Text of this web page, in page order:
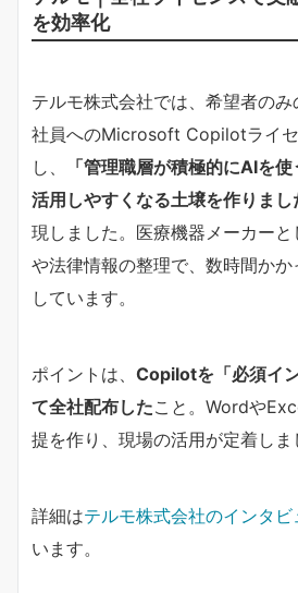
を効率化
テルモ株式会社では、希望者の
社員へのMicrosoft Copilotライ
し、​
「管理職層が積極的にAIを
活用しやすくなる土壌を作りまし
現しました。医療機器メーカー
や法律情報の整理で、数時間か
しています。
ポイントは、​ Copilotを「必須イ
て全社配布した​こと。Wordや
提を作り、現場の活用が定着しま
詳細はテルモ株式会社のインタビ
います。